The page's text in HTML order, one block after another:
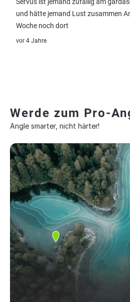
und hätte jemand Lust zusammen
Woche noch dort
vor 4 Jahre
Werde zum Pro-
Angle smarter, nicht härter!